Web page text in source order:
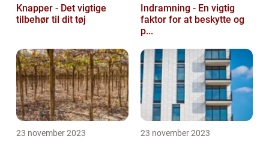
Knapper - Det vigtige
tilbehør til dit tøj
Indramning - En vigtig
faktor for at beskytte og
p...
23 november 2023 23 november 2023